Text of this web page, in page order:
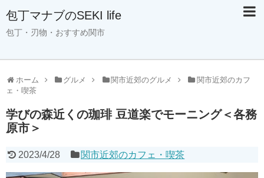
包丁マナブのSEKI life
包丁・刃物・おすすめ関市
ホーム グルメ 関市近郊のグルメ
関市近郊のカフ
ェ・喫茶
学びの森近くの珈琲 豆道楽でモーニング＜各務
原市＞
2023/4/28 関市近郊のカフェ・喫茶